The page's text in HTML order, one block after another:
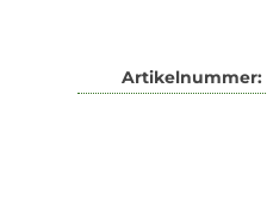
Artikelnummer: